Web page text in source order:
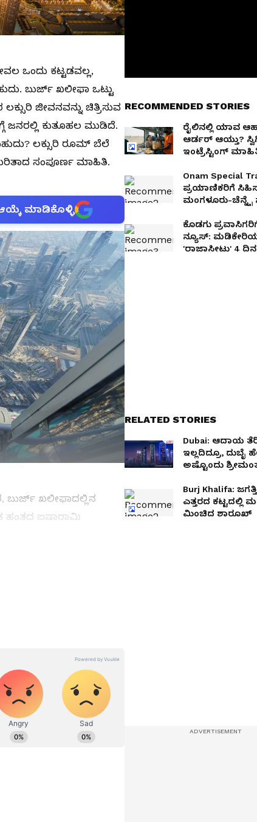
ಒಂದು ಕಟ್ಟಡವಲ್ಲ,
ಬುರ್ಜ್ ಖಲೀಫಾ ಒಟ್ಟು
ಜೀವನವನ್ನು ಚಿತ್ರಿಸುವ
ಜನರಲ್ಲಿ ಕುತೂಹಲ ಮುಡಿದೆ.
ಲಕ್ಸುರಿ ರೂಮ್ ಬೆಲೆ
ಸಂಪೂರ್ಣ ಮಾಹಿತಿ.
ಆಯ್ಕೆ ಮಾಡಿಕೊಳ್ಳಿ
ಬುರ್ಜ್ ಖಲೀಫಾದಲ್ಲಿನ
ಹಂತದ ಐಷಾರಾಮಿ
RECOMMENDED STORIES
ರೈಲಿನಲ್ಲಿ ಯಾವ
ಆರ್ಡರ್ ಆಯ್ತು?
ಇಂಟ್ರೆಸ್ಟಿಂಗ್
Onam Special
ಪ್ರಯಾಣಿಕರಿಗೆ
ಮಂಗಳೂರು-ಚೆನ್ನೈ
ಕೊಡಗು
ನ್ಯೂಸ್: ಮಡಿಕೇರಿಯ
'ರಾಜಾಸೀಟು' 4
RELATED STORIES
Dubai: ಆದಾಯ
ಇಲ್ಲದಿದ್ರೂ, ದುಬೈ
ಅಷ್ಟೊಂದು
Burj Khalifa:
ಎತ್ತರದ ಕಟ್ಟದಲ್ಲಿ
ಮಿಂಚಿದ ಶಾರೂಖ್